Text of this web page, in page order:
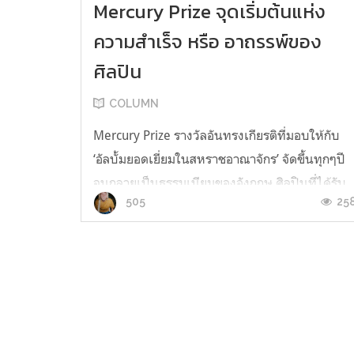
Mercury Prize จุดเริ่มต้นแห่ง
ความสำเร็จ หรือ อาถรรพ์ของ
ศิลปิน
COLUMN
Mercury Prize รางวัลอันทรงเกียรติที่มอบให้กับ
‘อัลบั้มยอดเยี่ยมในสหราชอาณาจักร’ จัดขึ้นทุกๆปี
จนกลายเป็นธรรมเนียมของอังกฤษ ศิลปินที่ได้รับ
รางวัล Mercury Prize ย่อมได้รับผลดีต่อตัวพวก
505